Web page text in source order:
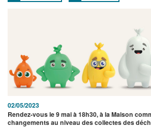
02/05/2023
Rendez-vous le 9 mai à 18h30, à la Maison
changements au niveau des collectes des